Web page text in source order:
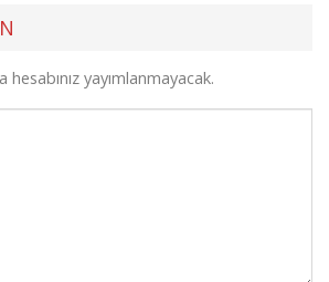
hesabınız yayımlanmayacak.